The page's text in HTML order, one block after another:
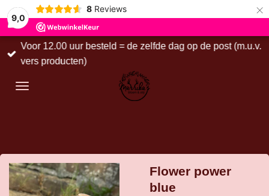
9,0
8 Reviews ×
Voor 12.00 uur besteld = de zelfde dag op de post (m.u.v.
vers producten)
Flower power
blue